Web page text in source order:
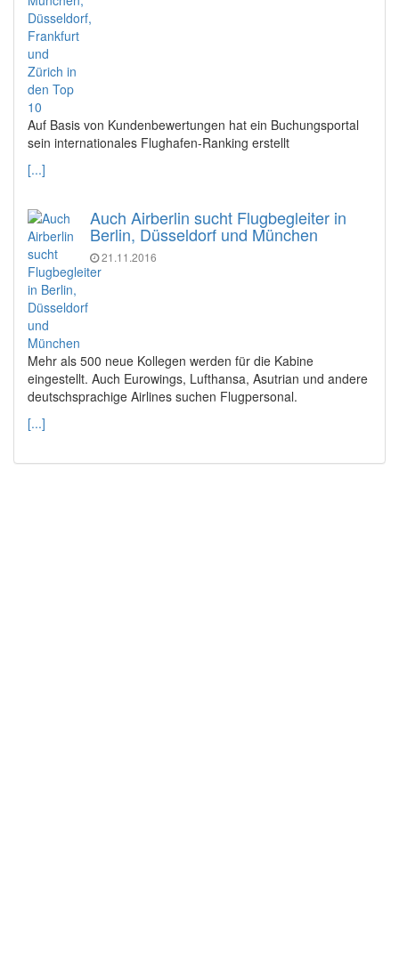
Auf Basis von Kundenbewertungen hat ein Buchungsportal
sein internationales Flughafen-Ranking erstellt
[...]
Auch Airberlin sucht Flugbegleiter in
Berlin, Düsseldorf und München
21.11.2016
Mehr als 500 neue Kollegen werden für die Kabine
eingestellt. Auch Eurowings, Lufthansa, Asutrian und andere
deutschsprachige Airlines suchen Flugpersonal.
[...]